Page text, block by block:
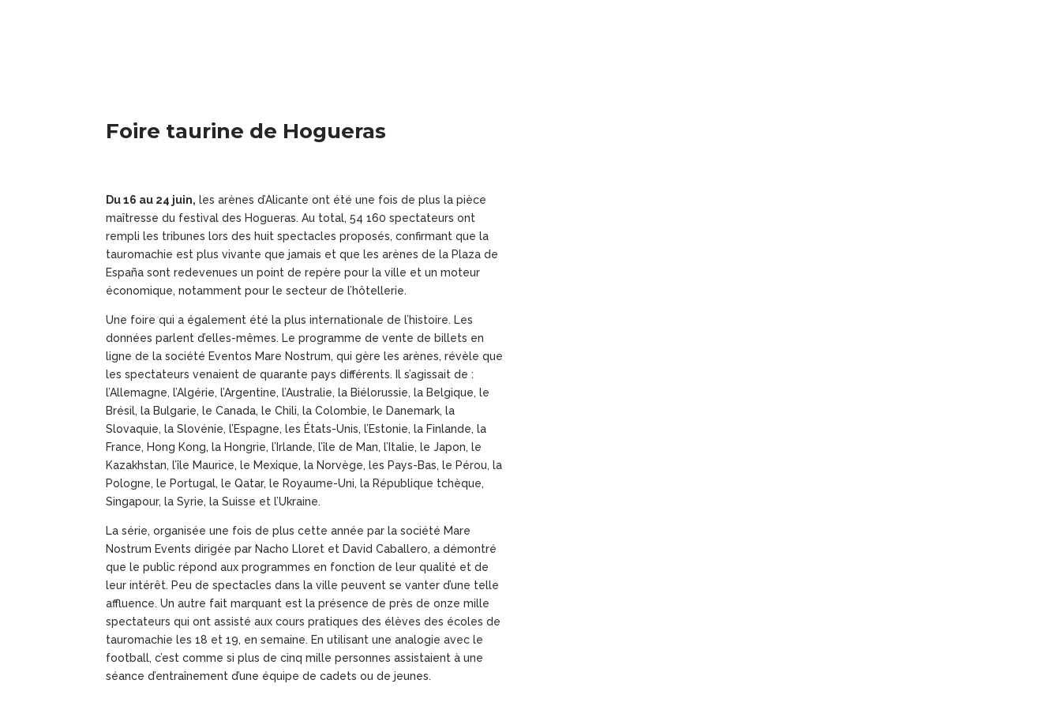
Foire taurine de Hogueras
Du 16 au 24 juin, les arènes d’Alicante ont été une fois de plus la pièce
maîtresse du festival des Hogueras. Au total, 54 160 spectateurs ont
rempli les tribunes lors des huit spectacles proposés, confirmant que la
tauromachie est plus vivante que jamais et que les arènes de la Plaza de
España sont redevenues un point de repère pour la ville et un moteur
économique, notamment pour le secteur de l’hôtellerie.
Une foire qui a également été la plus internationale de l’histoire. Les
données parlent d’elles-mêmes. Le programme de vente de billets en
ligne de la société Eventos Mare Nostrum, qui gère les arènes, révèle que
les spectateurs venaient de quarante pays différents. Il s’agissait de :
l’Allemagne, l’Algérie, l’Argentine, l’Australie, la Biélorussie, la Belgique, le
Brésil, la Bulgarie, le Canada, le Chili, la Colombie, le Danemark, la
Slovaquie, la Slovénie, l’Espagne, les États-Unis, l’Estonie, la Finlande, la
France, Hong Kong, la Hongrie, l’Irlande, l’île de Man, l’Italie, le Japon, le
Kazakhstan, l’île Maurice, le Mexique, la Norvège, les Pays-Bas, le Pérou, la
Pologne, le Portugal, le Qatar, le Royaume-Uni, la République tchèque,
Singapour, la Syrie, la Suisse et l’Ukraine.
La série, organisée une fois de plus cette année par la société Mare
Nostrum Events dirigée par Nacho Lloret et David Caballero, a démontré
que le public répond aux programmes en fonction de leur qualité et de
leur intérêt. Peu de spectacles dans la ville peuvent se vanter d’une telle
affluence. Un autre fait marquant est la présence de près de onze mille
spectateurs qui ont assisté aux cours pratiques des élèves des écoles de
tauromachie les 18 et 19, en semaine. En utilisant une analogie avec le
football, c’est comme si plus de cinq mille personnes assistaient à une
séance d’entraînement d’une équipe de cadets ou de jeunes.